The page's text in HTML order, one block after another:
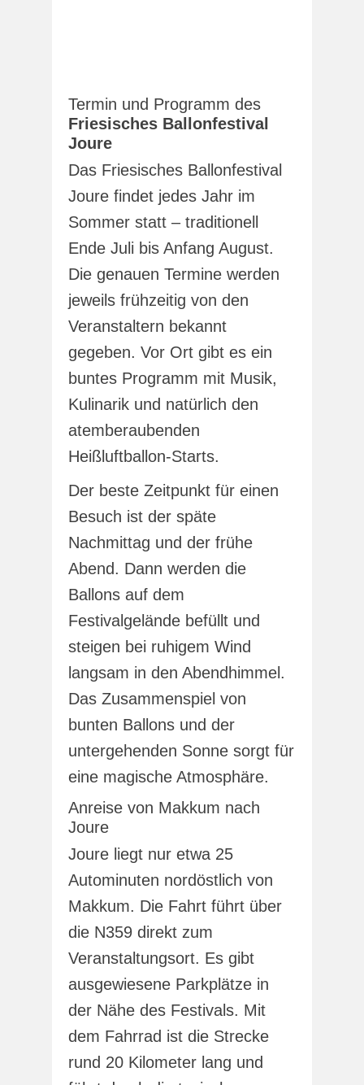
Termin und Programm des
Friesisches Ballonfestival
Joure
Das Friesisches Ballonfestival
Joure findet jedes Jahr im
Sommer statt – traditionell
Ende Juli bis Anfang August.
Die genauen Termine werden
jeweils frühzeitig von den
Veranstaltern bekannt
gegeben. Vor Ort gibt es ein
buntes Programm mit Musik,
Kulinarik und natürlich den
atemberaubenden
Heißluftballon-Starts.
Der beste Zeitpunkt für einen
Besuch ist der späte
Nachmittag und der frühe
Abend. Dann werden die
Ballons auf dem
Festivalgelände befüllt und
steigen bei ruhigem Wind
langsam in den Abendhimmel.
Das Zusammenspiel von
bunten Ballons und der
untergehenden Sonne sorgt für
eine magische Atmosphäre.
Anreise von Makkum nach
Joure
Joure liegt nur etwa 25
Autominuten nordöstlich von
Makkum. Die Fahrt führt über
die N359 direkt zum
Veranstaltungsort. Es gibt
ausgewiesene Parkplätze in
der Nähe des Festivals. Mit
dem Fahrrad ist die Strecke
rund 20 Kilometer lang und